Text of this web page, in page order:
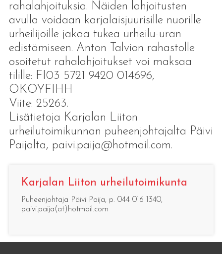
rahalahjoituksia. Näiden lahjoitusten
avulla voidaan karjalaisjuurisille nuorille
urheilijoille jakaa tukea urheilu-uran
edistämiseen. Anton Talvion rahastolle
osoitetut rahalahjoitukset voi maksaa
tilille: FI03 5721 9420 014696,
OKOYFIHH
Viite: 25263.
Lisätietoja Karjalan Liiton
urheilutoimikunnan puheenjohtajalta Päivi
Paijalta, paivi.paija@hotmail.com.
Karjalan Liiton urheilutoimikunta
Puheenjohtaja Päivi Paija, p. 044 016 1340,
paivi.paija(at)hotmail.com